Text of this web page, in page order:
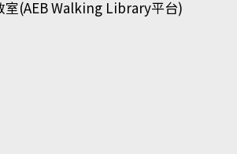
網管人(kono平台)